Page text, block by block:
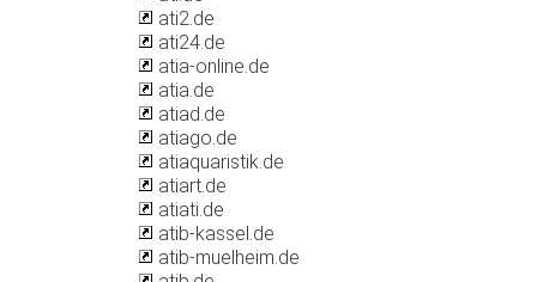
ati2.de
ati24.de
atia-online.de
atia.de
atiad.de
atiago.de
atiaquaristik.de
atiart.de
atiati.de
atib-kassel.de
atib-muelheim.de